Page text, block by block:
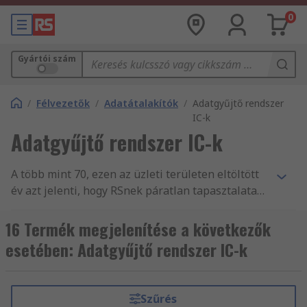
0
Gyártói szám
/ Félvezetők / Adatátalakítók / Adatgyűjtő rendszer
IC-k
Adatgyűjtő rendszer IC-k
A több mint 70, ezen az üzleti területen eltöltött
év azt jelenti, hogy RSnek páratlan tapasztalata
rendszerek és kiegészítő alkatrészekkel, illetve
tartozékokkal történő ellátásában. Világszerte
segítjük a mérnökök munkáját, Adatgyűjtő
termékek fogalmazásával, több mint 160 ország
16 Termék megjelenítése a következők
esetében: Adatgyűjtő rendszer IC-k
Szűrés